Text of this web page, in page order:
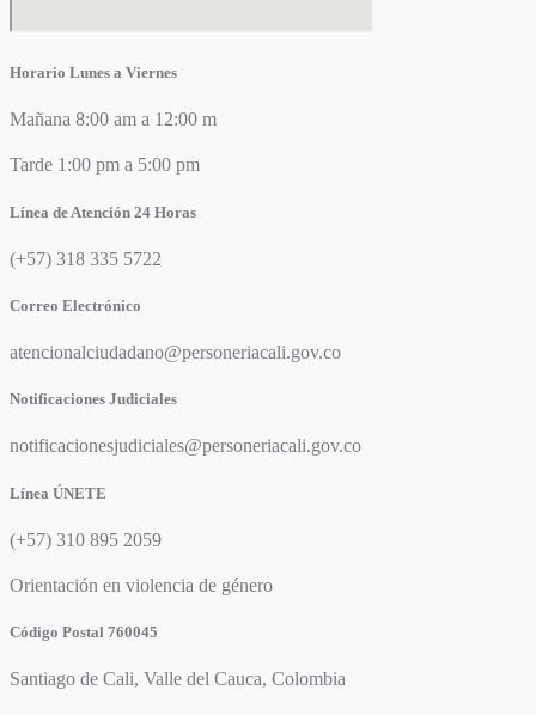
Horario Lunes a Viernes
Mañana 8:00 am a 12:00 m
Tarde 1:00 pm a 5:00 pm
Línea de Atención 24 Horas
(+57) 318 335 5722
Correo Electrónico
atencionalciudadano@personeriacali.gov.co
Notificaciones Judiciales
notificacionesjudiciales@personeriacali.gov.co
Línea ÚNETE
(+57) 310 895 2059
Orientación en violencia de género
Código Postal 760045
Santiago de Cali, Valle del Cauca, Colombia